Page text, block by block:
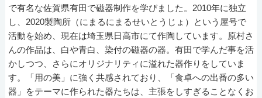
で有名な佐賀県有田で磁器制作を学びました。2010年に独立
し、2020製陶所（にまるにまるせいとうじょ）という屋号で
活動を始め、現在は埼玉県日高市にて作陶しています。原村さ
んの作品は、白や青白、染付の磁器の器。有田で学んだ事を活
かしつつ、さらにオリジナリティに溢れた器作りをしていま
す。「用の美」に強く共感されており、「食卓への出番の多い
器」をテーマに作られた器たちは、主張をしすぎることなくお